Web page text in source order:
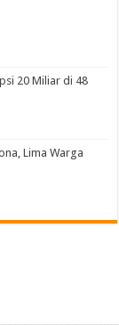
20 Miliar di 48
Lima Warga